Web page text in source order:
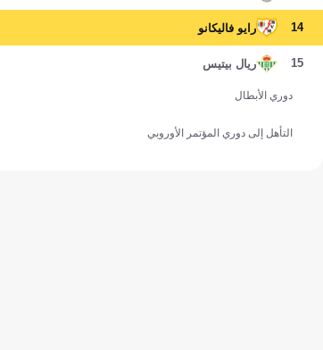
14 رايو فاليكانو
15 ريال بيتيس
دوري الأبطال
التأهل إلى دوري المؤتمر الأوروبي